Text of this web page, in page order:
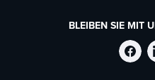
BLEIBEN SIE MIT